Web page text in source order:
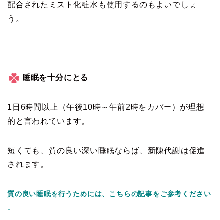
配合されたミスト化粧水も使用するのもよいでしょ
う。
睡眠を十分にとる
1日6時間以上（午後10時～午前2時をカバー）が理想
的と言われています。
短くても、質の良い深い睡眠ならば、新陳代謝は促進
されます。
質の良い睡眠を行うためには、こちらの記事をご参考ください
↓